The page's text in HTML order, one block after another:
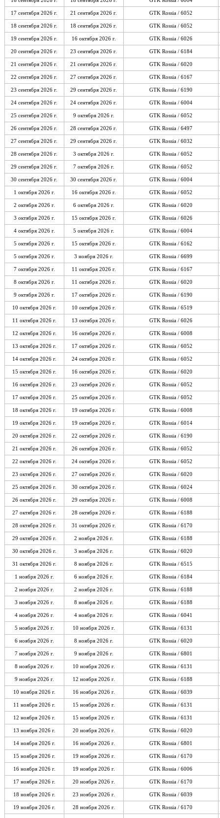
17 сентября 2026 г. 21 сентября 2026 г. GTK Rossia / 6052
18 сентября 2026 г. 18 сентября 2026 г. GTK Rossia / 6052
19 сентября 2026 г. 16 октября 2026 г. GTK Rossia / 6026
20 сентября 2026 г. 23 сентября 2026 г. GTK Rossia / 6184
21 сентября 2026 г. 21 сентября 2026 г. GTK Rossia / 6020
22 сентября 2026 г. 27 сентября 2026 г. GTK Rossia / 6167
23 сентября 2026 г. 29 сентября 2026 г. GTK Rossia / 6190
24 сентября 2026 г. 24 сентября 2026 г. GTK Rossia / 6004
25 сентября 2026 г. 9 октября 2026 г. GTK Rossia / 6052
26 сентября 2026 г. 28 сентября 2026 г. GTK Rossia / 6497
27 сентября 2026 г. 29 сентября 2026 г. GTK Rossia / 6032
28 сентября 2026 г. 3 октября 2026 г. GTK Rossia / 6052
29 сентября 2026 г. 7 октября 2026 г. GTK Rossia / 6052
30 сентября 2026 г. 30 сентября 2026 г. GTK Rossia / 6004
1 октября 2026 г. 16 октября 2026 г. GTK Rossia / 6052
2 октября 2026 г. 6 октября 2026 г. GTK Rossia / 6020
3 октября 2026 г. 15 октября 2026 г. GTK Rossia / 6026
4 октября 2026 г. 5 октября 2026 г. GTK Rossia / 6004
5 октября 2026 г. 15 октября 2026 г. GTK Rossia / 6162
5 октября 2026 г. 3 ноября 2026 г. GTK Rossia / 6699
7 октября 2026 г. 11 октября 2026 г. GTK Rossia / 6167
8 октября 2026 г. 11 октября 2026 г. GTK Rossia / 6020
9 октября 2026 г. 17 октября 2026 г. GTK Rossia / 6190
10 октября 2026 г. 10 октября 2026 г. GTK Rossia / 6519
11 октября 2026 г. 13 октября 2026 г. GTK Rossia / 6026
12 октября 2026 г. 16 октября 2026 г. GTK Rossia / 6008
13 октября 2026 г. 17 октября 2026 г. GTK Rossia / 6052
14 октября 2026 г. 24 октября 2026 г. GTK Rossia / 6052
15 октября 2026 г. 16 октября 2026 г. GTK Rossia / 6020
16 октября 2026 г. 23 октября 2026 г. GTK Rossia / 6052
17 октября 2026 г. 25 октября 2026 г. GTK Rossia / 6052
18 октября 2026 г. 19 октября 2026 г. GTK Rossia / 6008
19 октября 2026 г. 19 октября 2026 г. GTK Rossia / 6014
20 октября 2026 г. 22 октября 2026 г. GTK Rossia / 6190
21 октября 2026 г. 26 октября 2026 г. GTK Rossia / 6052
22 октября 2026 г. 24 октября 2026 г. GTK Rossia / 6052
23 октября 2026 г. 27 октября 2026 г. GTK Rossia / 6020
25 октября 2026 г. 30 октября 2026 г. GTK Rossia / 6024
26 октября 2026 г. 29 октября 2026 г. GTK Rossia / 6008
27 октября 2026 г. 28 октября 2026 г. GTK Rossia / 6188
28 октября 2026 г. 31 октября 2026 г. GTK Rossia / 6170
29 октября 2026 г. 2 ноября 2026 г. GTK Rossia / 6188
30 октября 2026 г. 3 ноября 2026 г. GTK Rossia / 6020
31 октября 2026 г. 8 ноября 2026 г. GTK Rossia / 6515
1 ноября 2026 г. 6 ноября 2026 г. GTK Rossia / 6184
2 ноября 2026 г. 2 ноября 2026 г. GTK Rossia / 6188
3 ноября 2026 г. 8 ноября 2026 г. GTK Rossia / 6188
4 ноября 2026 г. 4 ноября 2026 г. GTK Rossia / 6041
5 ноября 2026 г. 10 ноября 2026 г. GTK Rossia / 6131
6 ноября 2026 г. 8 ноября 2026 г. GTK Rossia / 6020
7 ноября 2026 г. 9 ноября 2026 г. GTK Rossia / 6801
8 ноября 2026 г. 10 ноября 2026 г. GTK Rossia / 6131
9 ноября 2026 г. 12 ноября 2026 г. GTK Rossia / 6188
10 ноября 2026 г. 16 ноября 2026 г. GTK Rossia / 6039
11 ноября 2026 г. 15 ноября 2026 г. GTK Rossia / 6131
12 ноября 2026 г. 15 ноября 2026 г. GTK Rossia / 6131
13 ноября 2026 г. 20 ноября 2026 г. GTK Rossia / 6020
14 ноября 2026 г. 16 ноября 2026 г. GTK Rossia / 6801
15 ноября 2026 г. 19 ноября 2026 г. GTK Rossia / 6170
16 ноября 2026 г. 19 ноября 2026 г. GTK Rossia / 6006
17 ноября 2026 г. 20 ноября 2026 г. GTK Rossia / 6170
18 ноября 2026 г. 23 ноября 2026 г. GTK Rossia / 6039
19 ноября 2026 г. 28 ноября 2026 г. GTK Rossia / 6170